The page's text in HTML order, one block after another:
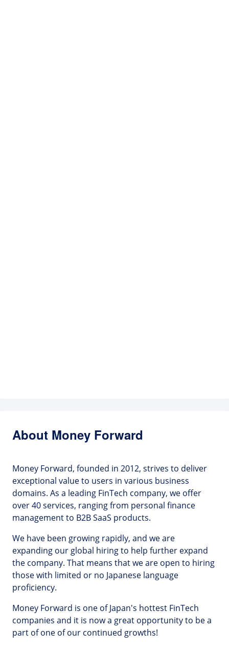
About Money Forward
Money Forward, founded in 2012, strives to deliver
exceptional value to users in various business
domains. As a leading FinTech company, we offer
over 40 services, ranging from personal finance
management to B2B SaaS products.
We have been growing rapidly, and we are
expanding our global hiring to help further expand
the company. That means that we are open to hiring
those with limited or no Japanese language
proficiency.
Money Forward is one of Japan's hottest FinTech
companies and it is now a great opportunity to be a
part of one of our continued growths!